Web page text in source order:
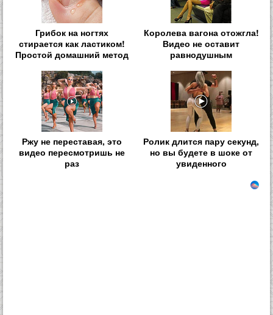
Грибок на ногтях
стирается как ластиком!
Простой домашний метод
Королева вагона отожгла!
Видео не оставит
равнодушным
Ржу не переставая, это
видео пересмотришь не
раз
Ролик длится пару секунд,
но вы будете в шоке от
увиденного